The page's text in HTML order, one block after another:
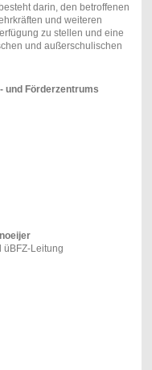
darin, den betroffenen
und weiteren
zu stellen und eine
und außerschulischen
und Förderzentrums
üBFZ-Leitung